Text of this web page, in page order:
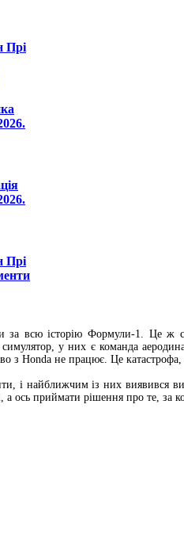
Прі
Прі
всю історію Формули-1. Це ж
у них є команда
з Honda не працює. Це катастрофа,
і найближчим із них виявився
ось приймати рішення про те, за